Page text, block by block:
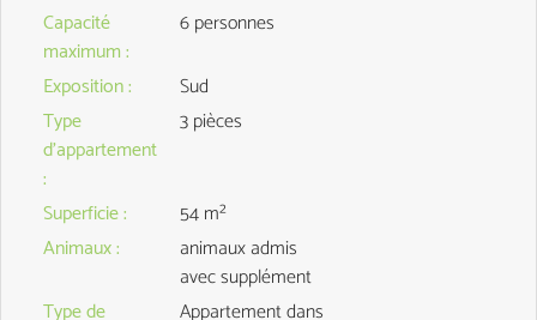
Capacité
maximum:
6 personnes
Exposition:
Sud
Type
d'appartement
:
3 pièces
Superficie: 54m²
Animaux:
animaux admis
avec supplément
Type de
Appartement dans